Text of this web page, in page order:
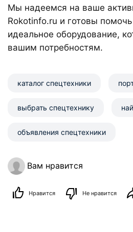
Мы надеемся на ваше
Rokotinfo.ru и готовы
идеальное оборудование,
вашим потребностям.
каталог спецтехники
выбрать спецтехнику
объявления спецтехники
Вам нравится
Нравится Не нравится